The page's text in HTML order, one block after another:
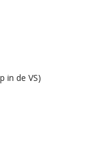
in de VS)